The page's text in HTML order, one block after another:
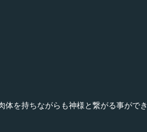
を持ちながらも神様と繋がる事ができ